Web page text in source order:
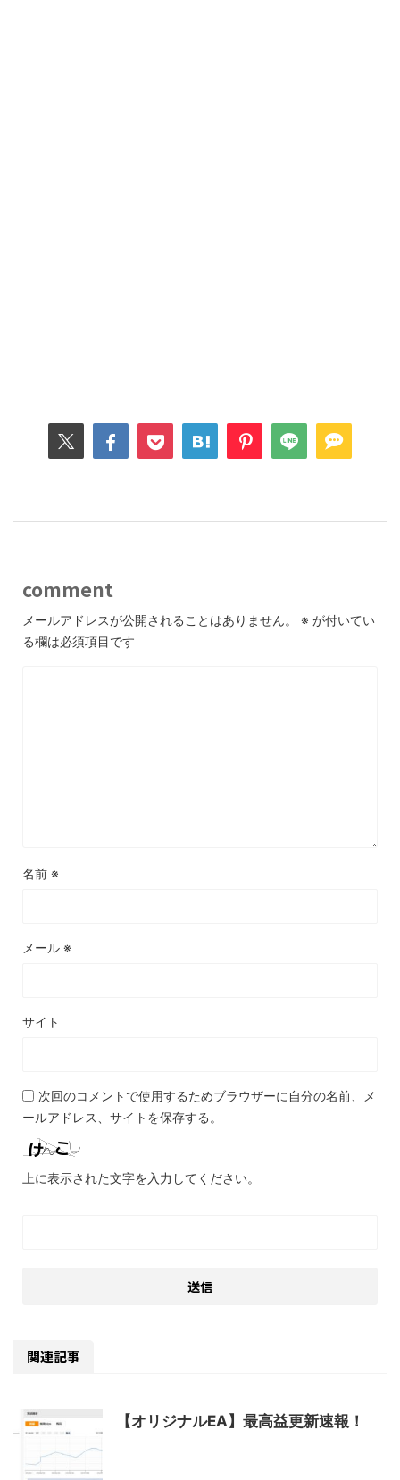
comment
メールアドレスが公開されることはありません。 ※ が付いてい
る欄は必須項目です
名前 ※
メール ※
サイト
次回のコメントで使用するためブラウザーに自分の名前、メ
ールアドレス、サイトを保存する。
上に表示された文字を入力してください。
関連記事
【オリジナルEA】最高益更新速報！